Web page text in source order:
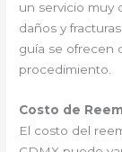
un servicio muy
daños y
guía se ofrecen
procedimiento.
Costo de
El costo del